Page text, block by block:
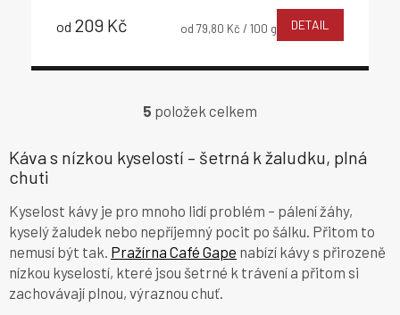
od 209 Kč
Měrná
od 79,80 Kč / 100 g DETAIL
O
l
á
a
c
í
p
r
v
k
5 položek celkem
Káva s nízkou kyselostí – šetrná k žaludku, plná
chuti
Kyselost kávy je pro mnoho lidí problém – pálení žáhy,
kyselý žaludek nebo nepříjemný pocit po šálku. Přitom to
nemusí být tak. Pražírna Café Gape nabízí kávy s přirozeně
nízkou kyselostí, které jsou šetrné k trávení a přitom si
zachovávají plnou, výraznou chuť.